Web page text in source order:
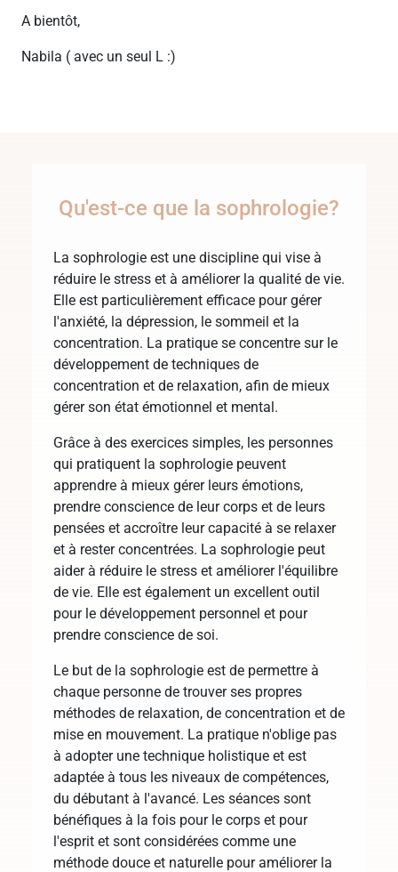
A bientôt,
Nabila ( avec un seul L :)
Qu'est-ce que la sophrologie?
La sophrologie est une discipline qui vise à
réduire le stress et à améliorer la qualité de vie.
Elle est particulièrement efficace pour gérer
l'anxiété, la dépression, le sommeil et la
concentration. La pratique se concentre sur le
développement de techniques de
concentration et de relaxation, afin de mieux
gérer son état émotionnel et mental.
Grâce à des exercices simples, les personnes
qui pratiquent la sophrologie peuvent
apprendre à mieux gérer leurs émotions,
prendre conscience de leur corps et de leurs
pensées et accroître leur capacité à se relaxer
et à rester concentrées. La sophrologie peut
aider à réduire le stress et améliorer l'équilibre
de vie. Elle est également un excellent outil
pour le développement personnel et pour
prendre conscience de soi.
Le but de la sophrologie est de permettre à
chaque personne de trouver ses propres
méthodes de relaxation, de concentration et de
mise en mouvement. La pratique n'oblige pas
à adopter une technique holistique et est
adaptée à tous les niveaux de compétences,
du débutant à l'avancé. Les séances sont
bénéfiques à la fois pour le corps et pour
l'esprit et sont considérées comme une
méthode douce et naturelle pour améliorer la